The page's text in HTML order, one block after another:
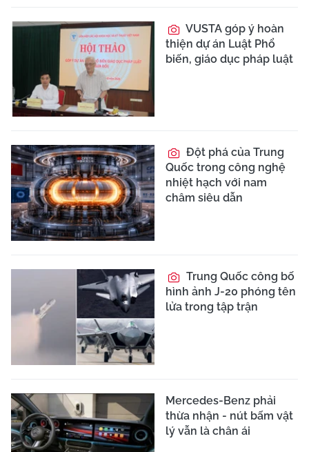
VUSTA góp ý hoàn
thiện dự án Luật Phổ
biến, giáo dục pháp luật
Đột phá của Trung
Quốc trong công nghệ
nhiệt hạch với nam
châm siêu dẫn
Trung Quốc công bố
hình ảnh J-20 phóng tên
lửa trong tập trận
Mercedes-Benz phải
thừa nhận - nút bấm vật
lý vẫn là chân ái